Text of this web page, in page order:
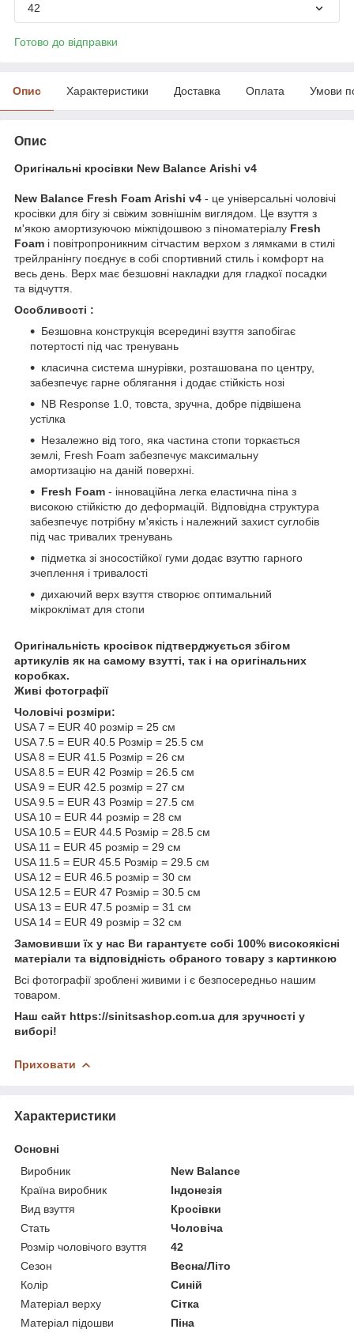
42
Готово до відправки
Опис Характеристики Доставка Оплата Умови
Опис
Оригінальні кросівки New Balance Arishi v4
New Balance Fresh Foam Arishi v4 - це універсальні чоловічі
кросівки для бігу зі свіжим зовнішнім виглядом. Це взуття з
м'якою амортизуючою міжпідошвою з піноматеріалу Fresh
Foam і повітропроникним сітчастим верхом з лямками в стилі
трейлранінгу поєднує в собі спортивний стиль і комфорт на
весь день. Верх має безшовні накладки для гладкої посадки
та відчуття.
Особливості :
Безшовна конструкція всередині взуття запобігає
потертості під час тренувань
класична система шнурівки, розташована по центру,
забезпечує гарне облягання і додає стійкість нозі
NB Response 1.0, товста, зручна, добре підвішена
устілка
Незалежно від того, яка частина стопи торкається
землі, Fresh Foam забезпечує максимальну
амортизацію на даній поверхні.
Fresh Foam - інноваційна легка еластична піна з
високою стійкістю до деформацій. Відповідна структура
забезпечує потрібну м'якість і належний захист суглобів
під час тривалих тренувань
підметка зі зносостійкої гуми додає взуттю гарного
зчеплення і тривалості
дихаючий верх взуття створює оптимальний
мікроклімат для стопи
Оригінальність кросівок підтверджується збігом
артикулів як на самому взутті, так і на оригінальних
коробках.
Живі фотографії
Чоловічі розміри:
USA 7 = EUR 40 розмір = 25 см
USA 7.5 = EUR 40.5 Розмір = 25.5 см
USA 8 = EUR 41.5 Розмір = 26 см
USA 8.5 = EUR 42 Розмір = 26.5 см
USA 9 = EUR 42.5 розмір = 27 см
USA 9.5 = EUR 43 Розмір = 27.5 см
USA 10 = EUR 44 розмір = 28 см
USA 10.5 = EUR 44.5 Розмір = 28.5 см
USA 11 = EUR 45 розмір = 29 см
USA 11.5 = EUR 45.5 Розмір = 29.5 см
USA 12 = EUR 46.5 розмір = 30 см
USA 12.5 = EUR 47 Розмір = 30.5 см
USA 13 = EUR 47.5 розмір = 31 см
USA 14 = EUR 49 розмір = 32 см
Замовивши їх у нас Ви гарантуєте собі 100% високоякісні
матеріали та відповідність обраного товару з картинкою
Всі фотографії зроблені живими і є безпосередньо нашим
товаром.
Наш сайт https://sinitsashop.com.ua для зручності у
виборі!
Приховати
Характеристики
Основні
Виробник
New Balance
Країна виробник
Індонезія
Вид взуття
Кросівки
Стать
Чоловіча
Розмір чоловічого взуття
42
Сезон
Весна/Літо
Колір
Синій
Матеріал верху
Сітка
Матеріал підошви
Піна